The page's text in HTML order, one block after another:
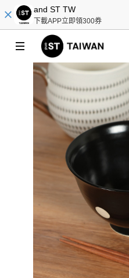
and ST TW
下載APP立即領300券